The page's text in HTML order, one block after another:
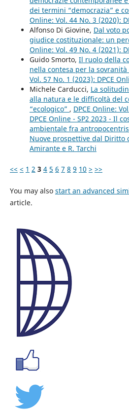
dei termini “democrazia” e
Online: Vol. 44 No. 3 (2020):
Alfonso Di Giovine, Dal voto
giudice costituzionale: un
Online: Vol. 49 No. 4 (2021):
Guido Smorto, Il ruolo della
nella contesa per la
Vol. 57 No. 1 (2023): DPCE
Michele Carducci, La
alla natura e le difficoltà del
“ecologico” , DPCE Online:
DPCE Online - SP2 2023 - Il
ambientale fra
Nuove prospettive dal Diritto
Amirante e R. Tarchi
<< < 1 2 3 4 5 6 7 8 9 10 > >>
You may also start an advanced
article.